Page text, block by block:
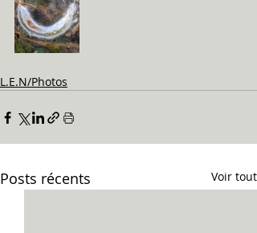
L.E.N/Photos
Posts récents Voir tout